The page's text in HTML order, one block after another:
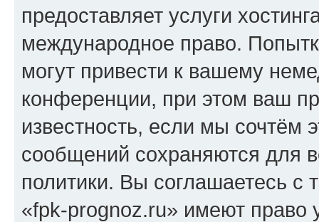
предоставляет услуги
международное право.
могут привести к вашему
конференции, при этом ваш
известность, если мы сочтём
сообщений сохраняются для
политики. Вы соглашаетесь
«fpk-prognoz.ru» имеют право